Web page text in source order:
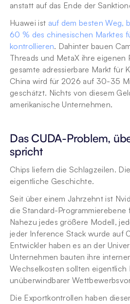
anstatt auf das Ende der
Huawei ist auf dem besten Weg,
60 % des chinesischen Marktes
kontrollieren. Dahinter bauen
Threads und MetaX ihre eigenen
gesamte adressierbare Markt für
China wird für 2026 auf 30-35
geschätzt. Nichts von diesem
amerikanische Unternehmen.
Das CUDA-Problem,
spricht
Chips liefern die Schlagzeilen.
eigentliche Geschichte.
Seit über einem Jahrzehnt ist
die Standard-Programmierebene
Nahezu jedes größere Modell,
jeder Inference Stack wurde auf
Entwickler haben es an der
Unternehmen bauten ihre
Wechselkosten sollten eigentlich
unüberwindbarer
Die Exportkontrollen haben